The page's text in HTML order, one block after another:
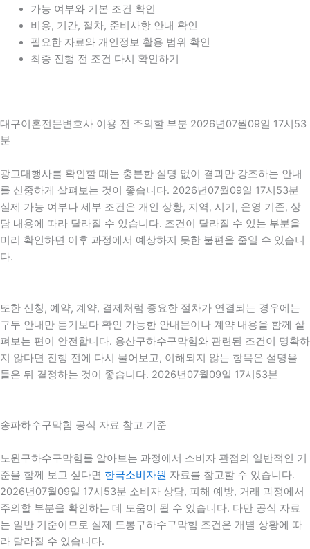
가능 여부와 기본 조건 확인
비용, 기간, 절차, 준비사항 안내 확인
필요한 자료와 개인정보 활용 범위 확인
최종 진행 전 조건 다시 확인하기
대구이혼전문변호사 이용 전 주의할 부분 2026년07월09일 17시53
분
광고대행사를 확인할 때는 충분한 설명 없이 결과만 강조하는 안내
를 신중하게 살펴보는 것이 좋습니다. 2026년07월09일 17시53분
실제 가능 여부나 세부 조건은 개인 상황, 지역, 시기, 운영 기준, 상
담 내용에 따라 달라질 수 있습니다. 조건이 달라질 수 있는 부분을
미리 확인하면 이후 과정에서 예상하지 못한 불편을 줄일 수 있습니
다.
또한 신청, 예약, 계약, 결제처럼 중요한 절차가 연결되는 경우에는
구두 안내만 듣기보다 확인 가능한 안내문이나 계약 내용을 함께 살
펴보는 편이 안전합니다. 용산구하수구막힘와 관련된 조건이 명확하
지 않다면 진행 전에 다시 물어보고, 이해되지 않는 항목은 설명을
들은 뒤 결정하는 것이 좋습니다. 2026년07월09일 17시53분
송파하수구막힘 공식 자료 참고 기준
노원구하수구막힘를 알아보는 과정에서 소비자 관점의 일반적인 기
준을 함께 보고 싶다면 한국소비자원 자료를 참고할 수 있습니다.
2026년07월09일 17시53분 소비자 상담, 피해 예방, 거래 과정에서
주의할 부분을 확인하는 데 도움이 될 수 있습니다. 다만 공식 자료
는 일반 기준이므로 실제 도봉구하수구막힘 조건은 개별 상황에 따
라 달라질 수 있습니다.